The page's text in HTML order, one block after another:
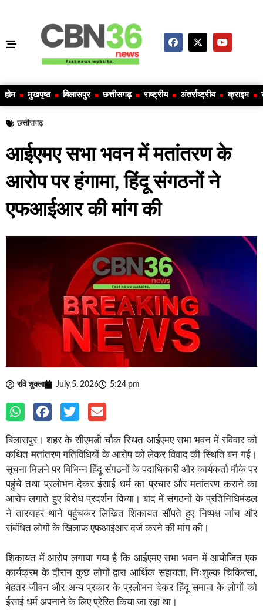
होम मुखपृष्ठ बिलासपुर छत्तीसगढ़ राष्ट्रीय अंतर्राष्ट्रीय क्राइम
छत्तीसगढ़
आईएमए सभा भवन में मतांतरण के
आरोप पर हंगामा, हिंदू संगठनों ने
एफआईआर की मांग की
रवि शुक्ला July 5, 2026 5:24 pm
बिलासपुर। शहर के सीएमडी चौक स्थित आईएमए सभा भवन में रविवार को
कथित मतांतरण गतिविधियों के आरोप को लेकर विवाद की स्थिति बन गई।
सूचना मिलने पर विभिन्न हिंदू संगठनों के पदाधिकारी और कार्यकर्ता मौके पर
पहुंचे तथा प्रलोभन देकर ईसाई धर्म का प्रचार और मतांतरण कराने का
आरोप लगाते हुए विरोध प्रदर्शन किया। बाद में संगठनों के प्रतिनिधिमंडल
ने तारबाहर थाने पहुंचकर लिखित शिकायत सौंपते हुए निष्पक्ष जांच और
संबंधित लोगों के खिलाफ एफआईआर दर्ज करने की मांग की।
शिकायत में आरोप लगाया गया है कि आईएमए सभा भवन में आयोजित एक
कार्यक्रम के दौरान कुछ लोगों द्वारा आर्थिक सहायता, निःशुल्क चिकित्सा,
बेहतर जीवन और अन्य प्रकार के प्रलोभन देकर हिंदू समाज के लोगों को
ईसाई धर्म अपनाने के लिए प्रेरित किया जा रहा था।